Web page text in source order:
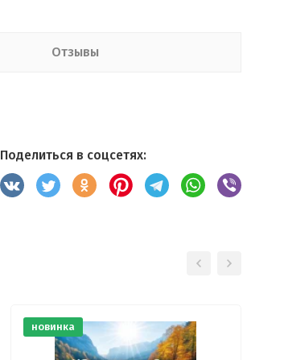
Отзывы
Поделиться в соцсетях:
новинка